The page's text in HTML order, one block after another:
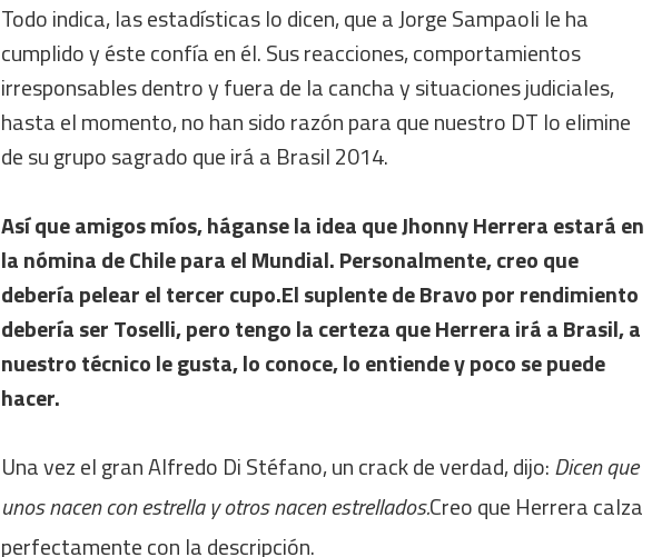
Todo indica, las estadísticas lo dicen, que a Jorge Sampaoli le ha
cumplido y éste confía en él. Sus reacciones, comportamientos
irresponsables dentro y fuera de la cancha y situaciones judiciales,
hasta el momento, no han sido razón para que nuestro DT lo elimine
de su grupo sagrado que irá a Brasil 2014.
Así que amigos míos, háganse la idea que Jhonny Herrera estará en
la nómina de Chile para el Mundial. Personalmente, creo que
debería pelear el tercer cupo.El suplente de Bravo por rendimiento
debería ser Toselli, pero tengo la certeza que Herrera irá a Brasil, a
nuestro técnico le gusta, lo conoce, lo entiende y poco se puede
hacer.
Una vez el gran Alfredo Di Stéfano, un crack de verdad, dijo:Dicen que
unos nacen con estrella y otros nacen estrellados.Creo que Herrera calza
perfectamente con la descripción.